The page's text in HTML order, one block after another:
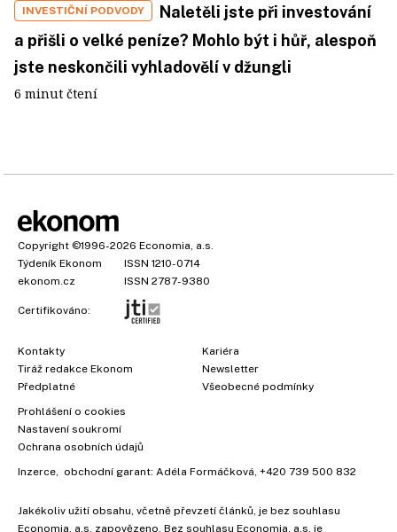
INVESTIČNÍ PODVODY
Naletěli jste při investování
a přišli o velké peníze? Mohlo být i hůř, alespoň
jste neskončili vyhladovělí v džungli
6 minut čtení
Copyright ©1996-2026 Economia, a.s.
Týdeník Ekonom
ISSN 1210-0714
ekonom.cz
ISSN 2787-9380
Certifikováno:
Kontakty
Tiráž redakce Ekonom
Předplatné
Kariéra
Newsletter
Všeobecné podmínky
Prohlášení o cookies
Nastavení soukromí
Ochrana osobních údajů
Inzerce , obchodní garant: Adéla Formáčková +420 739 500 832
Jakékoliv užití obsahu, včetně převzetí článků, je bez souhlasu
Economia, a.s. zapovězeno. Bez souhlasu Economia, a.s. je